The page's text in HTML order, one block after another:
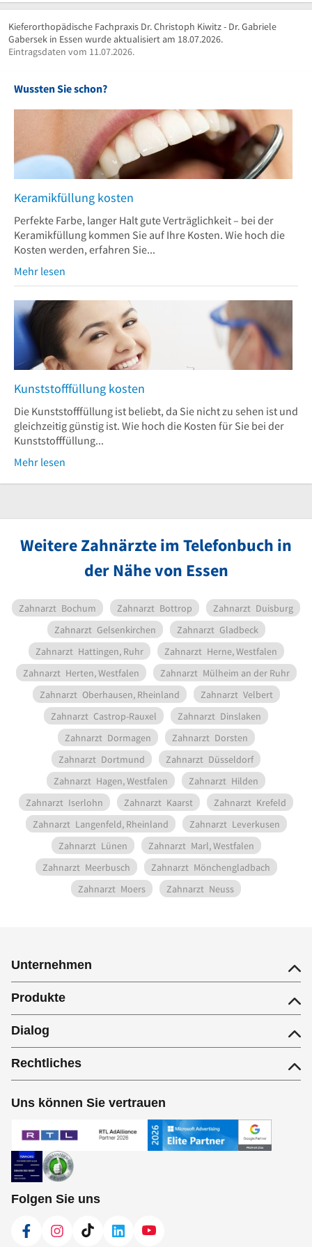
Kieferorthopädische Fachpraxis Dr. Christoph Kiwitz - Dr. Gabriele
Gabersek in Essen wurde aktualisiert am 18.07.2026.
Eintragsdaten vom 11.07.2026.
Wussten Sie schon?
Keramikfüllung kosten
Perfekte Farbe, langer Halt gute Verträglichkeit – bei der
Keramikfüllung kommen Sie auf Ihre Kosten. Wie hoch die
Kosten werden, erfahren Sie...
Mehr lesen
Kunststofffüllung kosten
Die Kunststofffüllung ist beliebt, da Sie nicht zu sehen ist und
gleichzeitig günstig ist. Wie hoch die Kosten für Sie bei der
Kunststofffüllung...
Mehr lesen
Weitere Zahnärzte im Telefonbuch in
der Nähe von Essen
Zahnarzt Bochum Zahnarzt Bottrop Zahnarzt Duisburg
Zahnarzt Gelsenkirchen Zahnarzt Gladbeck
Zahnarzt Hattingen, Ruhr Zahnarzt Herne, Westfalen
Zahnarzt Herten, Westfalen Zahnarzt Mülheim an der Ruhr
Zahnarzt Oberhausen, Rheinland Zahnarzt Velbert
Zahnarzt Castrop-Rauxel Zahnarzt Dinslaken
Zahnarzt Dormagen Zahnarzt Dorsten
Zahnarzt Dortmund Zahnarzt Düsseldorf
Zahnarzt Hagen, Westfalen Zahnarzt Hilden
Zahnarzt Iserlohn Zahnarzt Kaarst Zahnarzt Krefeld
Zahnarzt Langenfeld, Rheinland Zahnarzt Leverkusen
Zahnarzt Lünen Zahnarzt Marl, Westfalen
Zahnarzt Meerbusch Zahnarzt Mönchengladbach
Zahnarzt Moers Zahnarzt Neuss
Unternehmen
Produkte
Dialog
Rechtliches
Uns können Sie vertrauen
Folgen Sie uns